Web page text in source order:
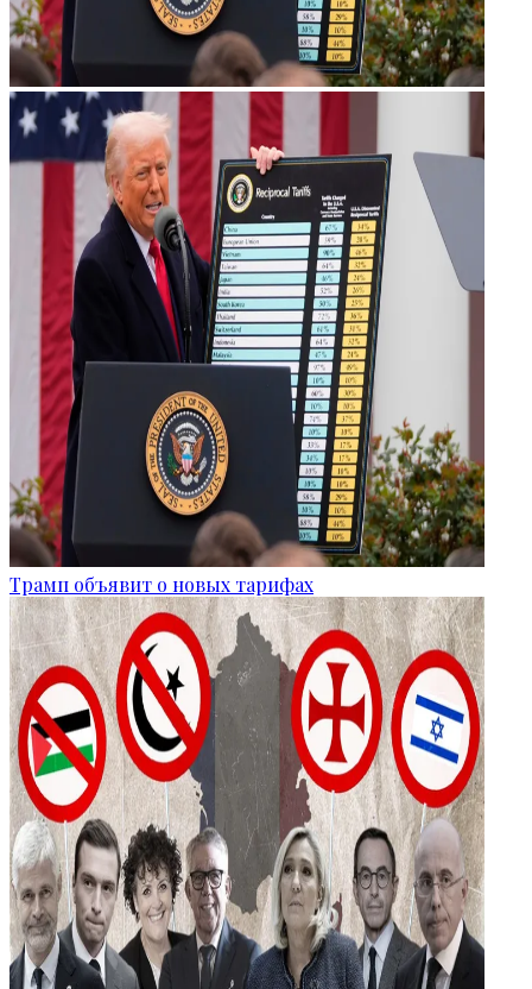
Трамп объявит о новых тарифах